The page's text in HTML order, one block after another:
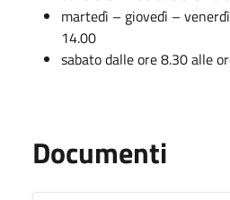
martedì – giovedì –
14.00
sabato dalle ore 8.30 alle
Documenti